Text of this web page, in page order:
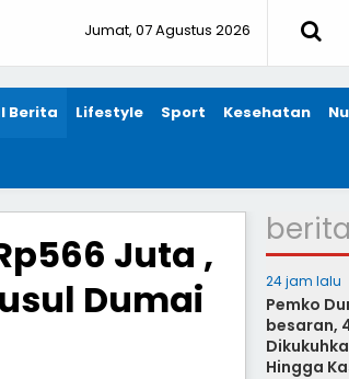
Jumat, 07 Agustus 2026
Berita Lifestyle Sport Kesehatan
Juta ,
Dumai
berita
24 jam lalu
Pemko
besaran,
Hingga